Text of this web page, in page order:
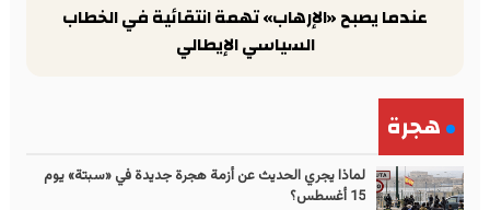
عندما يصبح «الإرهاب» تهمة انتقائية في الخطاب
السياسي الإيطالي
هجرة
لماذا يجري الحديث عن أزمة هجرة جديدة في «سبتة» يوم
15 أغسطس؟